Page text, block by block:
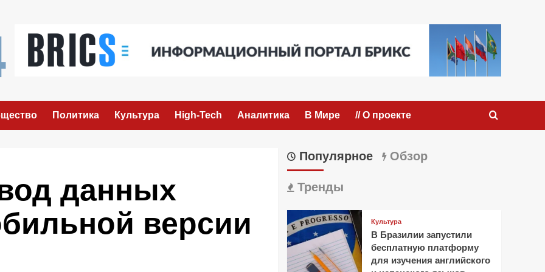
Политика Культура High-Tech Аналитика В Мире // О проекте
данных
версии
Популярное Обзор
Тренды
Культура
В Бразилии запустили
бесплатную платформу
для изучения английского